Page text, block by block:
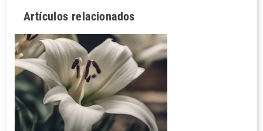
Artículos relacionados